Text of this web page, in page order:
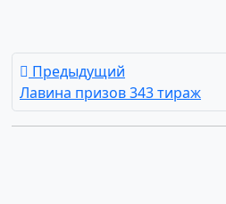
Предыдущий
Лавина призов 343 тираж